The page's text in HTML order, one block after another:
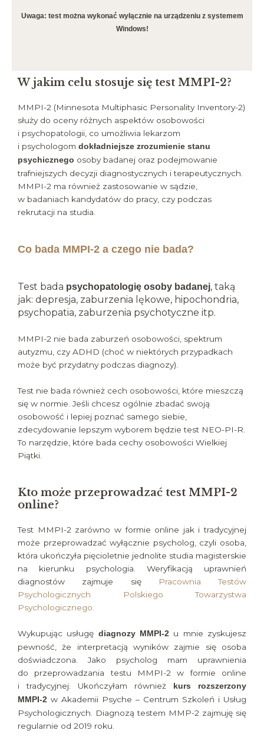
Uwaga: test można wykonać wyłącznie na urządzeniu z systemem
Windows!
W jakim celu stosuje się test MMPI-2?
MMPI-2 (Minnesota Multiphasic Personality Inventory-2)
służy do oceny różnych aspektów osobowości
i psychopatologii, co umożliwia lekarzom
i psychologom dokładniejsze zrozumienie stanu
psychicznego osoby badanej oraz podejmowanie
trafniejszych decyzji diagnostycznych i terapeutycznych.
MMPI-2 ma również zastosowanie w sądzie,
w badaniach kandydatów do pracy, czy podczas
rekrutacji na studia.
Co bada MMPI-2 a czego nie bada?
Test bada psychopatologię osoby badanej, taką
jak: depresja, zaburzenia lękowe, hipochondria,
psychopatia, zaburzenia psychotyczne itp.
MMPI-2 nie bada zaburzeń osobowości, spektrum
autyzmu, czy ADHD (choć w niektórych przypadkach
może być przydatny podczas diagnozy).
Test nie bada również cech osobowości, które mieszczą
się w normie. Jeśli chcesz ogólnie zbadać swoją
osobowość i lepiej poznać samego siebie,
zdecydowanie lepszym wyborem będzie test NEO-PI-R.
To narzędzie, które bada cechy osobowości Wielkiej
Piątki.
Kto może przeprowadzać test MMPI-2
online?
Test MMPI-2 zarówno w formie online jak i tradycyjnej
może przeprowadzać wyłącznie psycholog, czyli osoba,
która ukończyła pięcioletnie jednolite studia magisterskie
na kierunku psychologia. Weryfikacją uprawnień
diagnostów zajmuje się
Pracownia Testów
Psychologicznych Polskiego Towarzystwa
Psychologicznego.
Wykupując usługę diagnozy MMPI-2 u mnie zyskujesz
pewność, że interpretacją wyników zajmie się osoba
doświadczona. Jako psycholog mam uprawnienia
do przeprowadzania testu MMPI-2 w formie online
i tradycyjnej. Ukończyłam również kurs rozszerzony
MMPI-2 w Akademii Psyche – Centrum Szkoleń i Usług
Psychologicznych. Diagnozą testem MMP-2 zajmuję się
regularnie od 2019 roku.